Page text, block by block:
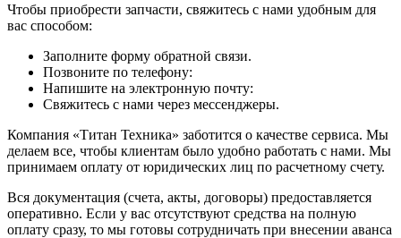
Чтобы приобрести запчасти, свяжитесь с нами удобным для
вас способом:
Заполните форму обратной связи.
Позвоните по телефону:
Напишите на электронную почту:
Свяжитесь с нами через мессенджеры.
Компания «Титан Техника» заботится о качестве сервиса. Мы
делаем все, чтобы клиентам было удобно работать с нами. Мы
принимаем оплату от юридических лиц по расчетному счету.
Вся документация (счета, акты, договоры) предоставляется
оперативно. Если у вас отсутствуют средства на полную
оплату сразу, то мы готовы сотрудничать при внесении аванса